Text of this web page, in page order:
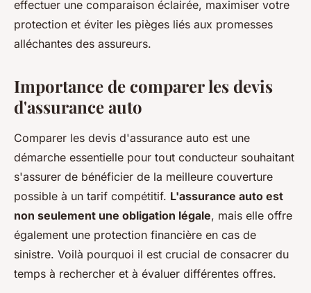
effectuer une comparaison éclairée, maximiser votre
protection et éviter les pièges liés aux promesses
alléchantes des assureurs.
Importance de comparer les devis
d'assurance auto
Comparer les devis d'assurance auto est une
démarche essentielle pour tout conducteur souhaitant
s'assurer de bénéficier de la meilleure couverture
possible à un tarif compétitif. L'assurance auto est
non seulement une obligation légale, mais elle offre
également une protection financière en cas de
sinistre. Voilà pourquoi il est crucial de consacrer du
temps à rechercher et à évaluer différentes offres.